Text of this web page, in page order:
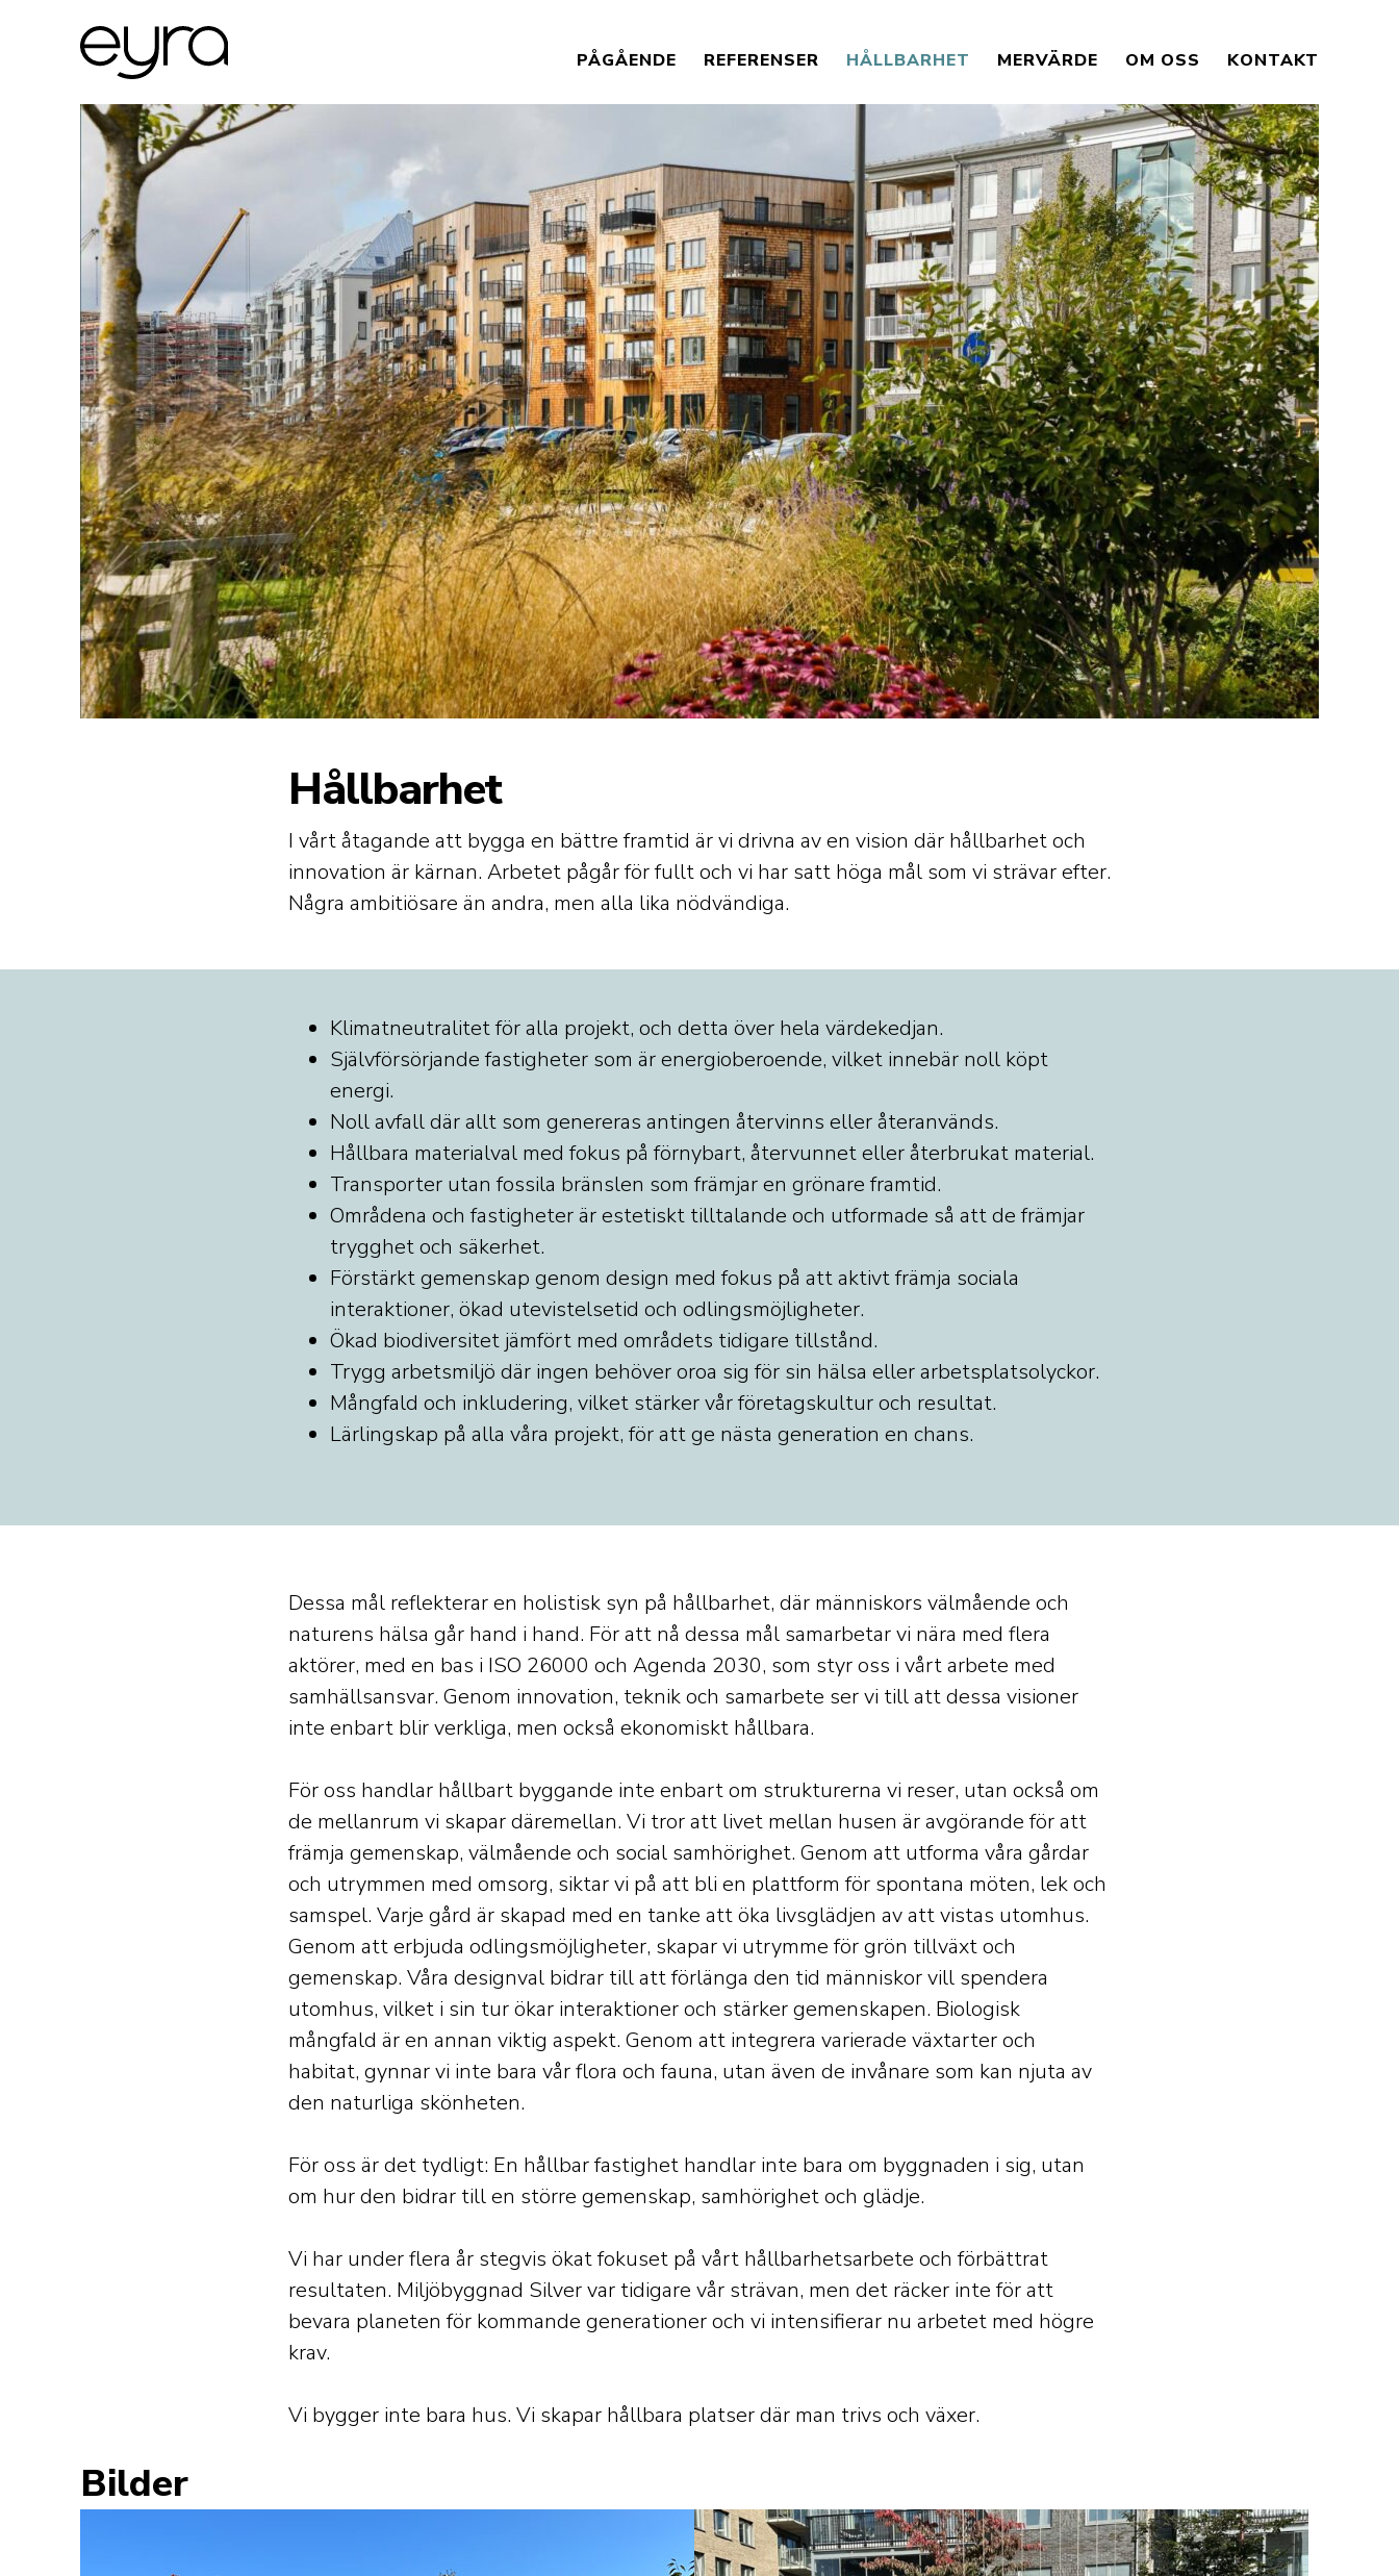
PÅGÅENDE REFERENSER HÅLLBARHET MERVÄRDE OM OSS KONTAKT
Hållbarhet
I vårt åtagande att bygga en bättre framtid är vi drivna av en vision där hållbarhet och
innovation är kärnan. Arbetet pågår för fullt och vi har satt höga mål som vi strävar efter.
Några ambitiösare än andra, men alla lika nödvändiga.
Klimatneutralitet för alla projekt, och detta över hela värdekedjan.
Självförsörjande fastigheter som är energioberoende, vilket innebär noll köpt
energi.
Noll avfall där allt som genereras antingen återvinns eller återanvänds.
Hållbara materialval med fokus på förnybart, återvunnet eller återbrukat material.
Transporter utan fossila bränslen som främjar en grönare framtid.
Områdena och fastigheter är estetiskt tilltalande och utformade så att de främjar
trygghet och säkerhet.
Förstärkt gemenskap genom design med fokus på att aktivt främja sociala
interaktioner, ökad utevistelsetid och odlingsmöjligheter.
Ökad biodiversitet jämfört med områdets tidigare tillstånd.
Trygg arbetsmiljö där ingen behöver oroa sig för sin hälsa eller arbetsplatsolyckor.
Mångfald och inkludering, vilket stärker vår företagskultur och resultat.
Lärlingskap på alla våra projekt, för att ge nästa generation en chans.
Dessa mål reflekterar en holistisk syn på hållbarhet, där människors välmående och
naturens hälsa går hand i hand. För att nå dessa mål samarbetar vi nära med flera
aktörer, med en bas i ISO 26000 och Agenda 2030, som styr oss i vårt arbete med
samhällsansvar. Genom innovation, teknik och samarbete ser vi till att dessa visioner
inte enbart blir verkliga, men också ekonomiskt hållbara.
För oss handlar hållbart byggande inte enbart om strukturerna vi reser, utan också om
de mellanrum vi skapar däremellan. Vi tror att livet mellan husen är avgörande för att
främja gemenskap, välmående och social samhörighet. Genom att utforma våra gårdar
och utrymmen med omsorg, siktar vi på att bli en plattform för spontana möten, lek och
samspel. Varje gård är skapad med en tanke att öka livsglädjen av att vistas utomhus.
Genom att erbjuda odlingsmöjligheter, skapar vi utrymme för grön tillväxt och
gemenskap. Våra designval bidrar till att förlänga den tid människor vill spendera
utomhus, vilket i sin tur ökar interaktioner och stärker gemenskapen. Biologisk
mångfald är en annan viktig aspekt. Genom att integrera varierade växtarter och
habitat, gynnar vi inte bara vår flora och fauna, utan även de invånare som kan njuta av
den naturliga skönheten.
För oss är det tydligt: En hållbar fastighet handlar inte bara om byggnaden i sig, utan
om hur den bidrar till en större gemenskap, samhörighet och glädje.
Vi har under flera år stegvis ökat fokuset på vårt hållbarhetsarbete och förbättrat
resultaten. Miljöbyggnad Silver var tidigare vår strävan, men det räcker inte för att
bevara planeten för kommande generationer och vi intensifierar nu arbetet med högre
krav.
Vi bygger inte bara hus. Vi skapar hållbara platser där man trivs och växer.
Bilder